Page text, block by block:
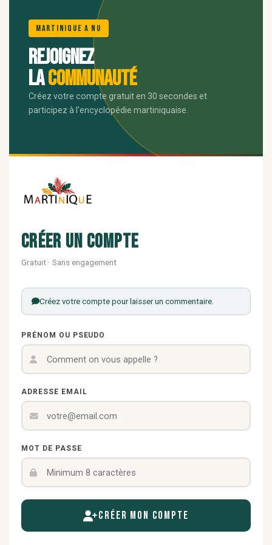
🌺
Martinique A Nu
Rejoignez
lacommunauté
Créez votre compte gratuit en 30 secondes et
participez à l'encyclopédie martiniquaise.
Créer un compte
Gratuit · Sans engagement
Créez votre compte pour laisser un commentaire.
PRÉNOM OU PSEUDO
ADRESSE EMAIL
MOT DE PASSE
Créer mon compte